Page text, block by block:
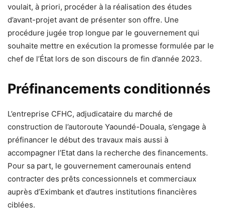
voulait, à priori, procéder à la réalisation des études
d’avant-projet avant de présenter son offre. Une
procédure jugée trop longue par le gouvernement qui
souhaite mettre en exécution la promesse formulée par le
chef de l’État lors de son discours de fin d’année 2023.
Préfinancements conditionnés
L’entreprise CFHC, adjudicataire du marché de
construction de l’autoroute Yaoundé-Douala, s’engage à
préfinancer le début des travaux mais aussi à
accompagner l’Etat dans la recherche des financements.
Pour sa part, le gouvernement camerounais entend
contracter des prêts concessionnels et commerciaux
auprès d’Eximbank et d’autres institutions financières
ciblées.